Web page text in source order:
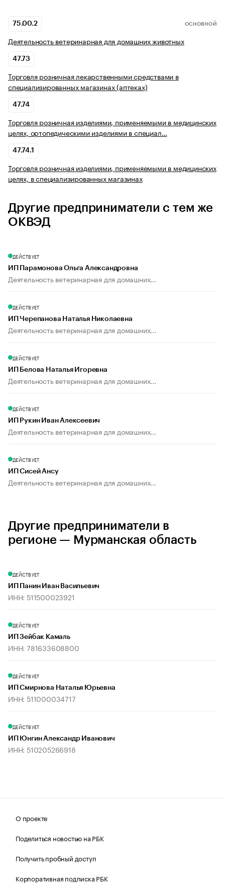
75.00.2 ОСНОВНОЙ
Деятельность ветеринарная для домашних животных
47.73
Торговля розничная лекарственными средствами в
специализированных магазинах (аптеках)
47.74
Торговля розничная изделиями, применяемыми в медицинских
целях, ортопедическими изделиями в специал…
47.74.1
Торговля розничная изделиями, применяемыми в медицинских
целях, в специализированных магазинах
Другие предприниматели с тем же
ОКВЭД
ДЕЙСТВУЕТ
ИП Парамонова Ольга Александровна
Деятельность ветеринарная для домашних...
ДЕЙСТВУЕТ
ИП Черепанова Наталья Николаевна
Деятельность ветеринарная для домашних...
ДЕЙСТВУЕТ
ИП Белова Наталья Игоревна
Деятельность ветеринарная для домашних...
ДЕЙСТВУЕТ
ИП Рукин Иван Алексеевич
Деятельность ветеринарная для домашних...
ДЕЙСТВУЕТ
ИП Сисей Ансу
Деятельность ветеринарная для домашних...
Другие предприниматели в
регионе — Мурманская область
ДЕЙСТВУЕТ
ИП Панин Иван Васильевич
ИНН: 511500023921
ДЕЙСТВУЕТ
ИП Зейбак Камаль
ИНН: 781633608800
ДЕЙСТВУЕТ
ИП Смирнова Наталья Юрьевна
ИНН: 511000034717
ДЕЙСТВУЕТ
ИП Юнгин Александр Иванович
ИНН: 510205266918
О проекте
Поделиться новостью на РБК
Получить пробный доступ
Корпоративная подписка РБК